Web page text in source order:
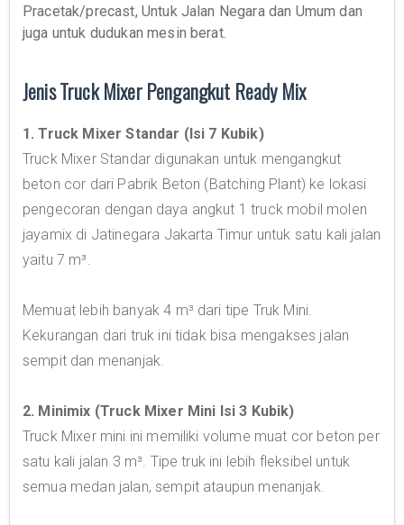
Pracetak/precast, Untuk Jalan Negara dan Umum dan
juga untuk dudukan mesin berat.
Jenis Truck Mixer Pengangkut Ready Mix
1. Truck Mixer Standar (Isi 7 Kubik)
Truck Mixer Standar digunakan untuk mengangkut
beton cor dari Pabrik Beton (Batching Plant) ke lokasi
pengecoran dengan daya angkut 1 truck mobil molen
jayamix di Jatinegara Jakarta Timur untuk satu kali jalan
yaitu 7 m³.
Memuat lebih banyak 4 m³ dari tipe Truk Mini.
Kekurangan dari truk ini tidak bisa mengakses jalan
sempit dan menanjak.
2. Minimix (Truck Mixer Mini Isi 3 Kubik)
Truck Mixer mini ini memiliki volume muat cor beton per
satu kali jalan 3 m³. Tipe truk ini lebih fleksibel untuk
semua medan jalan, sempit ataupun menanjak.